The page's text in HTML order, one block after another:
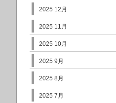
2025 12月
2025 11月
2025 10月
2025 9月
2025 8月
2025 7月